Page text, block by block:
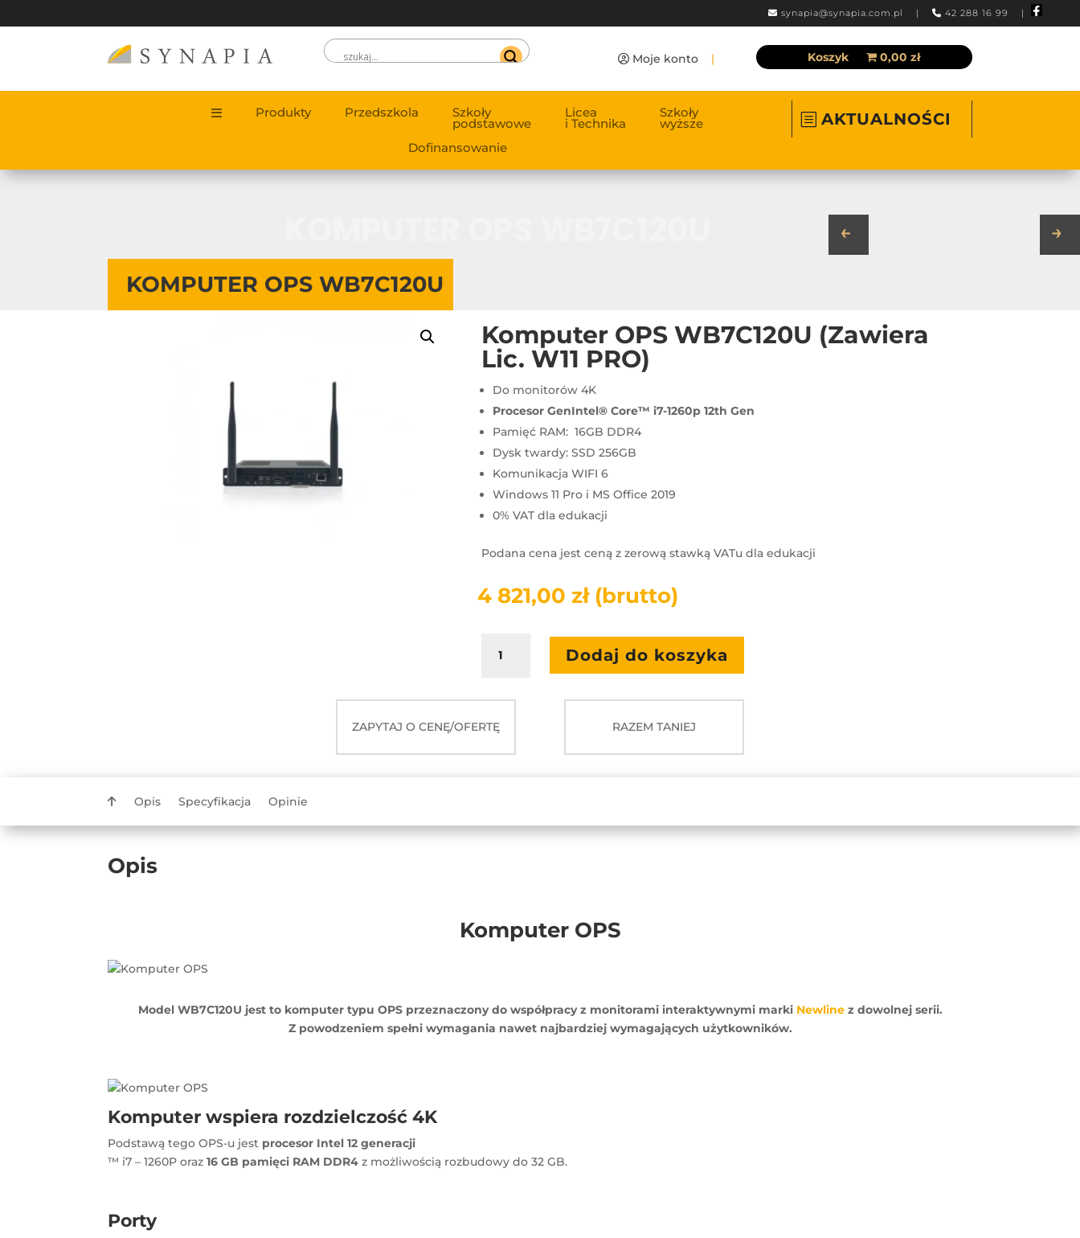
synapia@synapia.com.pl | 42 288 16 99 |
Moje konto | Koszyk 0,00 zł
Produkty Przedszkola Szkoły
podstawowe
Licea
i Technika
Szkoły
wyższe
Dofinansowanie
AKTUALNOŚCI
← →
KOMPUTER OPS WB7C120U
Komputer OPS WB7C120U (Zawiera
Lic. W11 PRO)
Do monitorów 4K
Procesor GenIntel® Core™ i7-1260p12thGen
Pamięć RAM: 16GB DDR4
Dysk twardy: SSD 256GB
Komunikacja WIFI 6
Windows 11 Pro i MS Office 2019
0% VAT dla edukacji
Podana cena jest ceną z zerową stawką VATu dla edukacji
4 821,00zł (brutto)
Komputer
WB7C120U
Dodaj do koszyka
ZAPYTAJ O CENĘ/OFERTĘ RAZEM TANIEJ
Opis Specyfikacja Opinie
Opis
Komputer OPS
Model WB7C120U jest to komputer typu OPS przeznaczony do współpracy z monitorami interaktywnymi marki Newlinez dowolnej serii.
Z powodzeniem spełni wymagania nawet najbardziej wymagających użytkowników.
Komputer wspiera rozdzielczość 4K
Podstawą tego OPS-u jest procesor Intel 12 generacji
™ i7 – 1260P oraz 16 GB pamięci RAM DDR4 z możliwością rozbudowy do 32 GB.
Porty